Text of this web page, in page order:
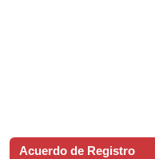
Acuerdo de Registro